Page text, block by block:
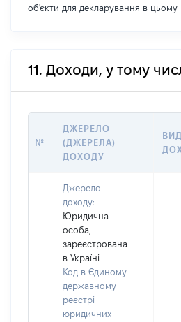
об'єкти для декларування в цьому
11. Доходи, у тому
№
ДЖЕРЕЛО
(ДЖЕРЕЛА)
ДОХОДУ
ВИД
Джерело
доходу:
Юридична
особа,
зареєстрована
в Україні
Код в Єдиному
державному
реєстрі
юридичних